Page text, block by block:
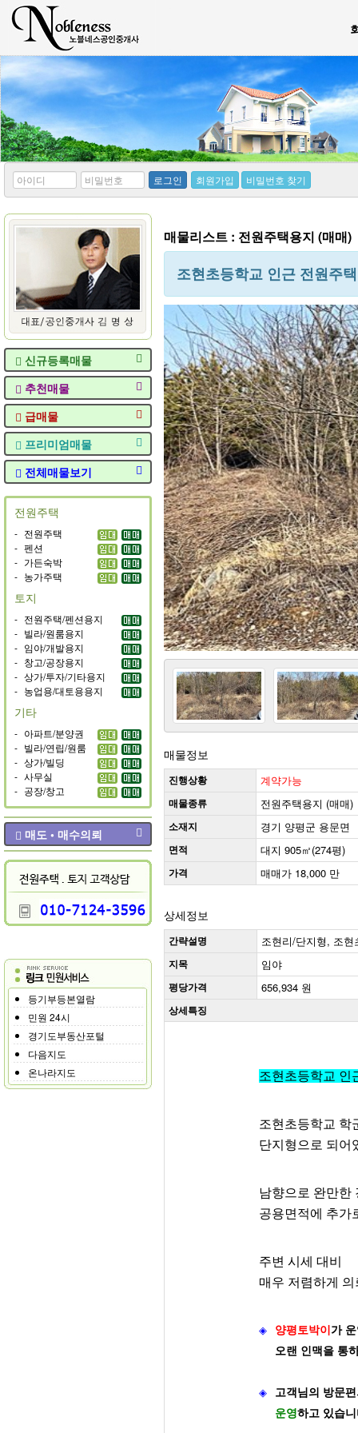
*
아
디
*
비
번
호
로그인 회원가입 비밀번호 찾기
신규등록매물
추천매물
급매물
프리미엄매물
전체매물보기
전원주택
- 전원주택
- 펜션
- 가든숙박
- 농가주택
토지
- 전원주택/펜션용지
- 빌라/원룸용지
- 임야/개발용지
- 창고/공장용지
- 상가/투자/기타용지
- 농업용/대토용용지
기타
- 아파트/분양권
- 빌라/연립/원룸
- 상가/빌딩
- 사무실
- 공장/창고
매도 • 매수의뢰
등기부등본열람
민원 24시
경기도부동산포털
다음지도
온나라지도
매물리스트 : 전원주택용지 (매매)
조현초등학교 인근 전원주
매물정보
진행상황 계약가능
매물종류 전원주택용지 (매매)
소재지 경기 양평군 용문면
면적 대지 905㎡(274평)
가격 매매가 18,000 만
상세정보
간략설명 조현리/단지형, 조
지목 임야
평당가격 656,934 원
상세특징
조현초등학교 인
조현초등학교 학
단지형으로 되어
남향으로 완만한
공용면적에 추가
주변 시세 대비
매우 저렴하게
◈ 양평토박이 가
오랜 인맥을 통
◈
고객님의 방문
운영하고 있습